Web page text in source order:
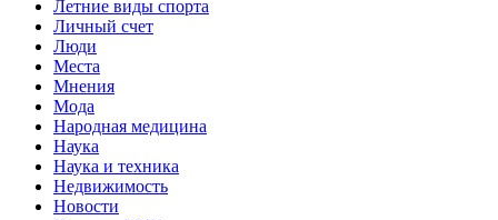
Летние виды спорта
Личный счет
Люди
Места
Мнения
Мода
Народная медицина
Наука
Наука и техника
Недвижимость
Новости